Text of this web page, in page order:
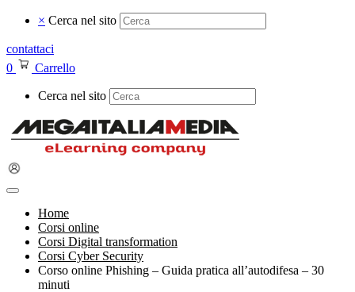
× Cerca nel sito
contattaci
0
Carrello
Cerca nel sito
Home
Corsi online
Corsi Digital transformation
Corsi Cyber Security
Corso online Phishing – Guida pratica all’autodifesa – 30
minuti